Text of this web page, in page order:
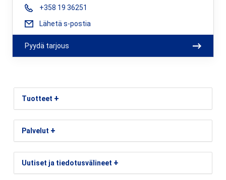
Phone:
+358 19 36251
Lähetä s-postia
Pyydä tarjous
Tuotteet +
Palvelut +
Uutiset ja tiedotusvälineet +